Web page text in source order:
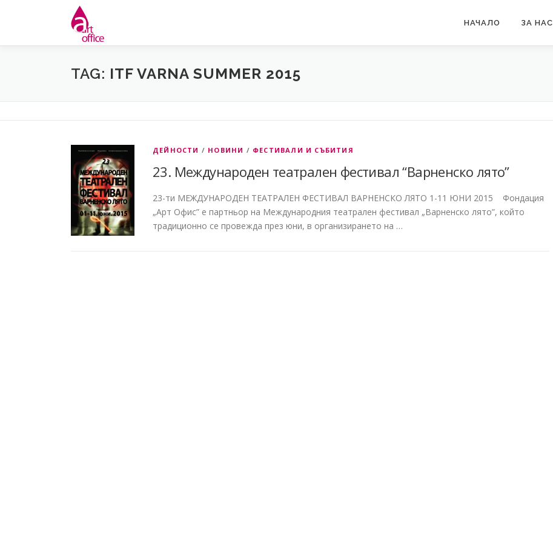
НАЧАЛО ЗА НАС
TAG: ITF VARNA SUMMER 2015
ДЕЙНОСТИ / НОВИНИ / ФЕСТИВАЛИ И СЪБИТИЯ
23. Международен театрален фестивал “Варненско лято”
23-ти МЕЖДУНАРОДЕН ТЕАТРАЛЕН ФЕСТИВАЛ ВАРНЕНСКО ЛЯТО 1-11 ЮНИ 2015 Фондация
„Арт Офис” е партньор на Международния театрален фестивал „Варненско лято”, който
традиционно се провежда през юни, в организирането на …